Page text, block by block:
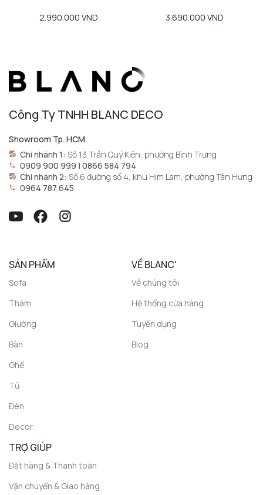
2.990.000 VND 3.690.000 VND
Công Ty TNHH BLANC DECO
Showroom Tp. HCM
Chi nhánh 1: Số 13 Trần Quý Kiên, phường Bình Trưng
0909 900 999 | 0866 584 794
Chi nhánh 2: Số 6 đường số 4, khu Him Lam, phường Tân Hưng
0964 787 645
SẢN PHẨM
Sofa
Thảm
Giường
Bàn
Ghế
Tủ
Đèn
Decor
VỀ BLANC'
Về chúng tôi
Hệ thống cửa hàng
Tuyển dụng
Blog
TRỢ GIÚP
Đặt hàng & Thanh toán
Vận chuyển & Giao hàng